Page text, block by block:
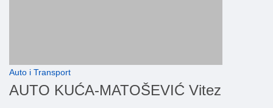
Auto i Transport
AUTO KUĆA-MATOŠEVIĆ Vitez